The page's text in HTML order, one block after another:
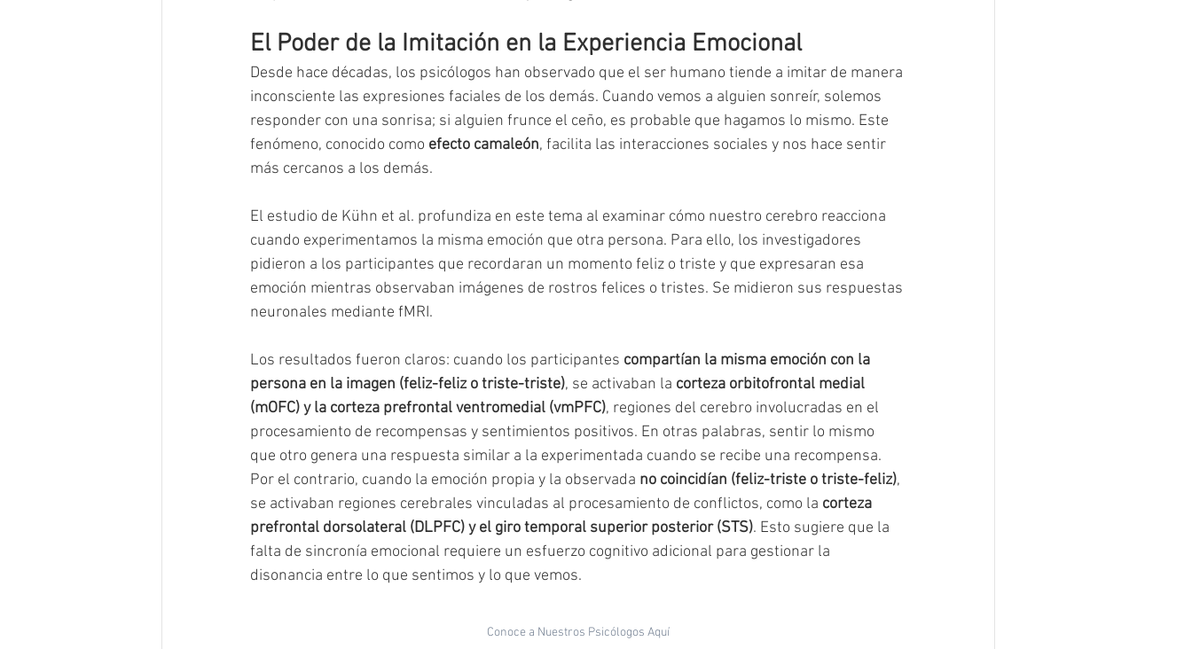
El Poder de la Imitación en la Experiencia Emocional
Desde hace décadas, los psicólogos han observado que el ser humano tiende a imitar de manera
inconsciente las expresiones faciales de los demás. Cuando vemos a alguien sonreír, solemos
responder con una sonrisa; si alguien frunce el ceño, es probable que hagamos lo mismo. Este
fenómeno, conocido como efecto camaleón, facilita las interacciones sociales y nos hace sentir
más cercanos a los demás.
El estudio de Kühn et al. profundiza en este tema al examinar cómo nuestro cerebro reacciona
cuando experimentamos la misma emoción que otra persona. Para ello, los investigadores
pidieron a los participantes que recordaran un momento feliz o triste y que expresaran esa
emoción mientras observaban imágenes de rostros felices o tristes. Se midieron sus respuestas
neuronales mediante fMRI.
Los resultados fueron claros: cuando los participantes compartían la misma emoción con la
persona en la imagen (feliz-feliz o triste-triste), se activaban la corteza orbitofrontal medial
(mOFC) y la corteza prefrontal ventromedial (vmPFC), regiones del cerebro involucradas en el
procesamiento de recompensas y sentimientos positivos. En otras palabras, sentir lo mismo
que otro genera una respuesta similar a la experimentada cuando se recibe una recompensa.
Por el contrario, cuando la emoción propia y la observada no coincidían (feliz-triste o triste-feliz),
se activaban regiones cerebrales vinculadas al procesamiento de conflictos, como la corteza
prefrontal dorsolateral (DLPFC) y el giro temporal superior posterior (STS). Esto sugiere que la
falta de sincronía emocional requiere un esfuerzo cognitivo adicional para gestionar la
disonancia entre lo que sentimos y lo que vemos.
Conoce a Nuestros Psicólogos Aquí